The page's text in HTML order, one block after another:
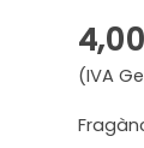
(IVA